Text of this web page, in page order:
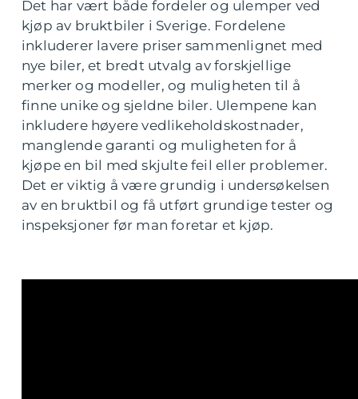
Det har vært både fordeler og ulemper ved
kjøp av bruktbiler i Sverige. Fordelene
inkluderer lavere priser sammenlignet med
nye biler, et bredt utvalg av forskjellige
merker og modeller, og muligheten til å
finne unike og sjeldne biler. Ulempene kan
inkludere høyere vedlikeholdskostnader,
manglende garanti og muligheten for å
kjøpe en bil med skjulte feil eller problemer.
Det er viktig å være grundig i undersøkelsen
av en bruktbil og få utført grundige tester og
inspeksjoner før man foretar et kjøp.